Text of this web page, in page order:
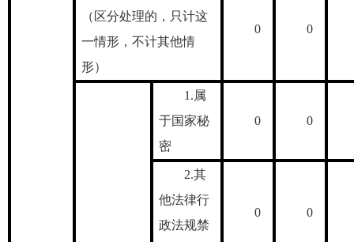
（区分处理的，只计这
一情形，不计其他情
形）
0 0
1.属
于国家秘
密
0 0
2.其
他法律行
政法规禁
0 0